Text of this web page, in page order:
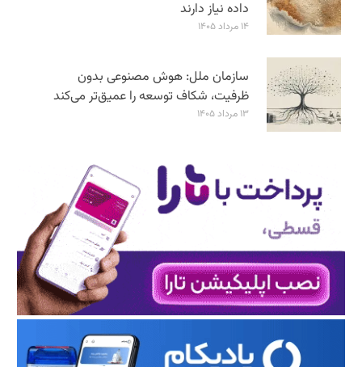
داده نیاز دارند
۱۴ مرداد ۱۴۰۵
سازمان ملل: هوش مصنوعی بدون
ظرفیت، شکاف توسعه را عمیق‌تر می‌کند
۱۳ مرداد ۱۴۰۵